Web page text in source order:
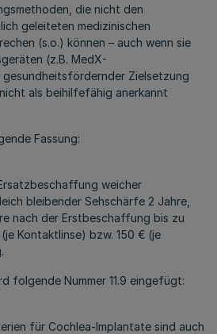
die nicht den
geleiteten medizinischen
(s.o.) können – auch wenn sie
(z.B. MedX-
gesundheitsfördernder Zielsetzung
als beihilfefähig anerkannt
Fassung:
weicher
bleibender Sehschärfe 2 Jahre,
nach der Erstbeschaffung bis zu
Kontaktlinse) bzw. 150 € (je
folgende Nummer 11.9 eingefügt:
für Cochlea-Implantate sind auch